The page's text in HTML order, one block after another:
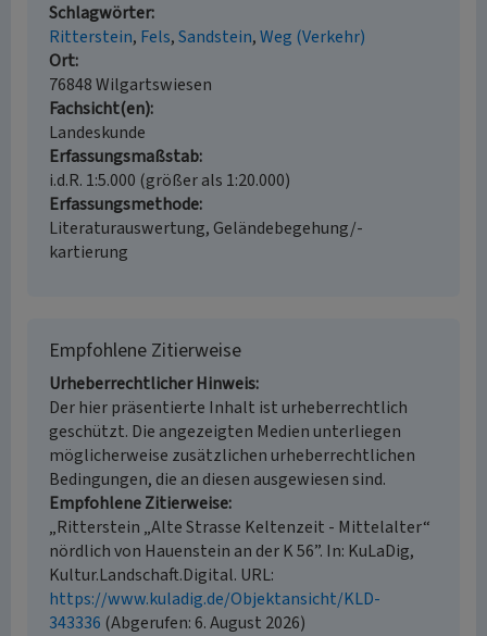
Schlagwörter
Ritterstein Fels Sandstein Weg (Verkehr)
Ort
76848 Wilgartswiesen
Fachsicht(en)
Landeskunde
Erfassungsmaßstab
i.d.R. 1:5.000 (größer als 1:20.000)
Erfassungsmethode
Literaturauswertung, Geländebegehung/-
kartierung
Empfohlene Zitierweise
Urheberrechtlicher Hinweis
Der hier präsentierte Inhalt ist urheberrechtlich
geschützt. Die angezeigten Medien unterliegen
möglicherweise zusätzlichen urheberrechtlichen
Bedingungen, die an diesen ausgewiesen sind.
Empfohlene Zitierweise
„Ritterstein „Alte Strasse Keltenzeit - Mittelalter“
nördlich von Hauenstein an der K 56”. In: KuLaDig,
Kultur.Landschaft.Digital. URL:
https://www.kuladig.de/Objektansicht/KLD-
343336 (Abgerufen: 6. August 2026)